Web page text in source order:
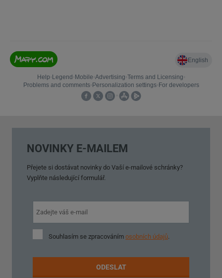
NOVINKY E-MAILEM
Přejete si dostávat novinky do Vaší e-mailové schránky?
Vyplňte následující formulář.
SouhlasímSouhlasím se zpracováním osobních údajů
ODESLAT